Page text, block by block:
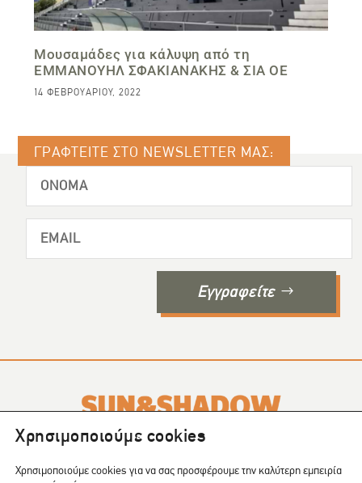
Μουσαμάδες για κάλυψη από τη
EΜΜΑΝΟΥΗΛ ΣΦΑΚΙΑΝΑΚΗΣ & ΣΙΑ ΟΕ
14 ΦΕΒΡΟΥΑΡΊΟΥ, 2022
ΓΡΑΦΤΕΙΤΕ ΣΤΟ NEWSLETTER ΜΑΣ:
Εγγραφείτε
τεύχη το χρόνο.
Χρησιμοποιούμε cookies
Χρησιμοποιούμε cookies για να σας προσφέρουμε την καλύτερη εμπειρία